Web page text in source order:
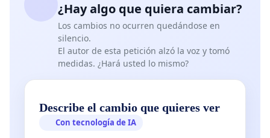
¿Hay algo que quiera cambiar?
Los cambios no ocurren quedándose en
silencio.
El autor de esta petición alzó la voz y tomó
medidas. ¿Hará usted lo mismo?
Describe el cambio que quieres ver
Con tecnología de IA